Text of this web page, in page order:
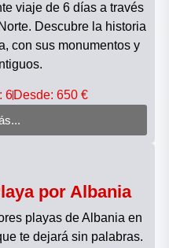
viaje de 6 días a través
Descubre la historia
con sus monumentos y
6Desde: 650 €
por Albania
playas de Albania en
te dejará sin palabras.